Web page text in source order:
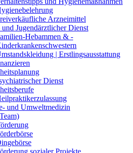
Arzneimittel
Jugendärztlicher Dienst
Hebammen & -
| Erstlingsausstattung
Dienst
und Umweltmedizin
sozialer Projekte